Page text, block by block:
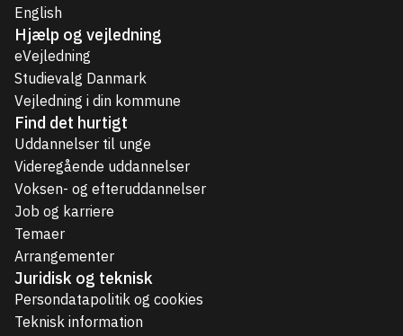
English
Hjælp og vejledning
eVejledning
Studievalg Danmark
Vejledning i din kommune
Find det hurtigt
Uddannelser til unge
Videregående uddannelser
Voksen- og efteruddannelser
Job og karriere
Temaer
Arrangementer
Juridisk og teknisk
Persondatapolitik og cookies
Teknisk information